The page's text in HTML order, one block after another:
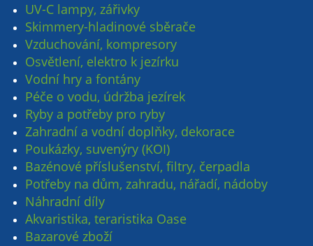
UV-C lampy, zářivky
Skimmery-hladinové sběrače
Vzduchování, kompresory
Osvětlení, elektro k jezírku
Vodní hry a fontány
Péče o vodu, údržba jezírek
Ryby a potřeby pro ryby
Zahradní a vodní doplňky, dekorace
Poukázky, suvenýry (KOI)
Bazénové příslušenství, filtry, čerpadla
Potřeby na dům, zahradu, nářadí, nádoby
Náhradní díly
Akvaristika, teraristika Oase
Bazarové zboží